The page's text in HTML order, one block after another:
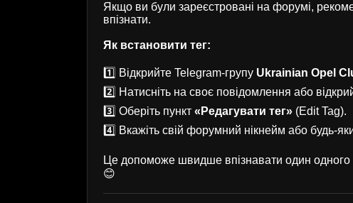
Якщо ви були зареєстровані на форумі,
впізнати.
Як встановити тег:
1️⃣ Відкрийте Telegram-групу Ukrainian Opel
2️⃣ Натисніть на своє повідомлення або
3️⃣ Оберіть пункт «Редагувати тег» (Edit Tag).
4️⃣ Вкажіть свій форумний нікнейм або будь-
Це допоможе швидше впізнавати один одного
😊